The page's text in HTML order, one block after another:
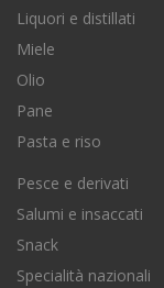
Liquori e distillati
Miele
Olio
Pane
Pasta e riso
Pesce e derivati
Salumi e insaccati
Snack
Specialità nazionali